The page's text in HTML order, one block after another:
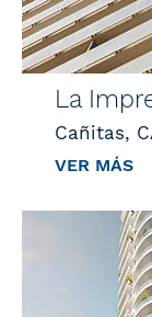
La
Cañitas,
VER MÁS